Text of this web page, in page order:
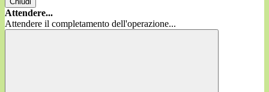
Attendere...
Attendere il completamento dell'operazione...